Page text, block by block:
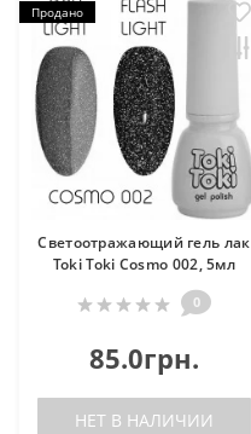
Продано
Светоотражающий гель лак
Toki Toki Cosmo 002, 5мл
0
85.0грн.
НЕТ В НАЛИЧИИ